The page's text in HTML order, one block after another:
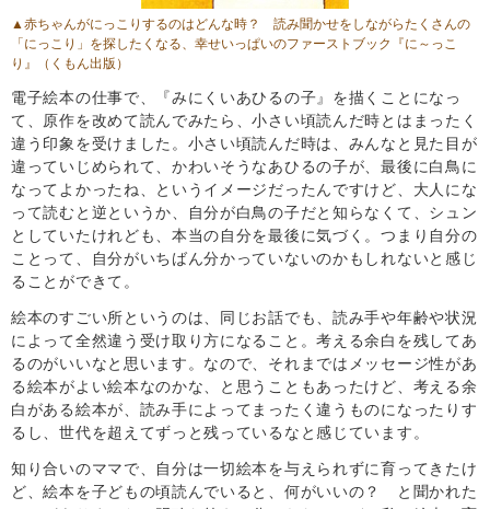
▲赤ちゃんがにっこりするのはどんな時？ 読み聞かせをしながらたくさんの
「にっこり」を探したくなる、幸せいっぱいのファーストブック
『に～っこ
り』
（くもん出版）
電子絵本の仕事で、『みにくいあひるの子』を描くことになっ
て、原作を改めて読んでみたら、小さい頃読んだ時とはまったく
違う印象を受けました。小さい頃読んだ時は、みんなと見た目が
違っていじめられて、かわいそうなあひるの子が、最後に白鳥に
なってよかったね、というイメージだったんですけど、大人にな
って読むと逆というか、自分が白鳥の子だと知らなくて、シュン
としていたけれども、本当の自分を最後に気づく。つまり自分の
ことって、自分がいちばん分かっていないのかもしれないと感じ
ることができて。
絵本のすごい所というのは、同じお話でも、読み手や年齢や状況
によって全然違う受け取り方になること。考える余白を残してあ
るのがいいなと思います。なので、それまではメッセージ性があ
る絵本がよい絵本なのかな、と思うこともあったけど、考える余
白がある絵本が、読み手によってまったく違うものになったりす
るし、世代を超えてずっと残っているなと感じています。
知り合いのママで、自分は一切絵本を与えられずに育ってきたけ
ど、絵本を子どもの頃読んでいると、何がいいの？ と聞かれた